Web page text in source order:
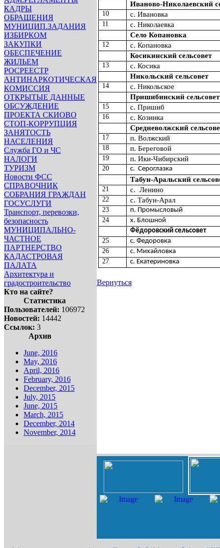
КАДРЫ
ОБРАЩЕНИЯ
МУНИЦИП.ЗАДАНИЯ
ИЗБИРКОМ
ЗАКУПКИ
ОБЕСПЕЧЕНИЕ
ЖИЛЬЕМ
РОСРЕЕСТР
АНТИНАРКОТИЧЕСКАЯ
КОМИССИЯ
ОТКРЫТЫЕ ДАННЫЕ
ОБСУЖДЕНИЕ
ПРОЕКТА СКИОВО
СТОП-КОРРУПЦИЯ
ЗАНЯТОСТЬ
НАСЕЛЕНИЯ
Служба ГО и ЧС
НАЛОГИ
ТУРИЗМ
Новости ФСС
СПРАВОЧНИК
СОБРАНИЯ ГРАЖДАН
ГОСУСЛУГИ
Транспорт, перевозки,
безопасность
МУНИЦИПАЛЬНО-
ЧАСТНОЕ
ПАРТНЕРСТВО
КАДАСТРОВАЯ
ПАЛАТА
Архитектура и
градостроительство
Кто на сайте?
Статистика
Пользователей: 106972
Новостей: 14442
Ссылок: 3
Архив
June, 2016
May, 2016
April, 2016
February, 2016
December, 2015
July, 2015
June, 2015
March, 2015
December, 2014
November, 2014
Иваново-Николаевский
10 с. Ивановка
11
с. Николаевка
Село Копановка
12
с. Копановка
Косикинский сельсовет
13
с. Косика
Никольский сельсовет
14
с. Никольское
Пришибинский сельсовет
15 с. Пришиб
16
с. Козинка
Средневолжский
17 п. Волжский
18 п. Береговой
19 п. Ики-Чибирский
20 с. Сероглазка
Табун-Аральский
21 с. Ленино
22 с. Табун-Арал
23
п. Промысловый
24
х. Блошной
Фёдоровский сельсовет
25
с. Федоровка
26
с. Михайловка
27
с. Екатериновка
Вернуться